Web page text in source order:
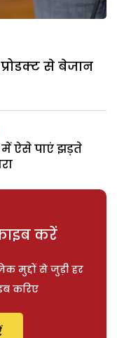
से बेजान
ऐसे पाएं झड़ते
करें
मुद्दों से जुड़ी हर
करिए